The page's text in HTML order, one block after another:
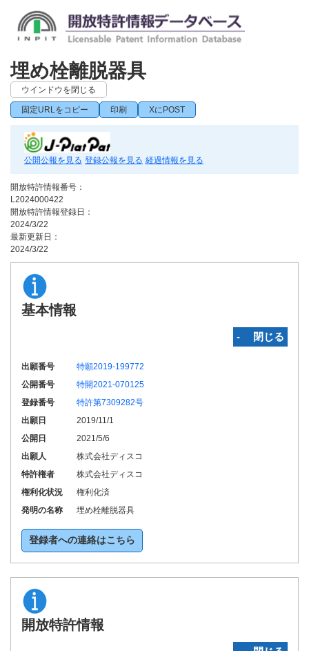
埋め栓離脱器具
ウインドウを閉じる
固定URLをコピー 印刷 XにPOST
公開公報を見る 登録公報を見る 経過情報を見る
開放特許情報番号：
L2024000422
開放特許情報登録日：
2024/3/22
最新更新日：
2024/3/22
基本情報
‐ 閉じる
出願番号
特願2019-199772
公開番号
特開2021-070125
登録番号
特許第7309282号
出願日
2019/11/1
公開日
2021/5/6
出願人
株式会社ディスコ
特許権者
株式会社ディスコ
権利化状況
権利化済
発明の名称
埋め栓離脱器具
登録者への連絡はこちら
開放特許情報